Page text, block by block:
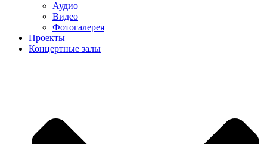
Аудио
Видео
Фотогалерея
Проекты
Концертные залы